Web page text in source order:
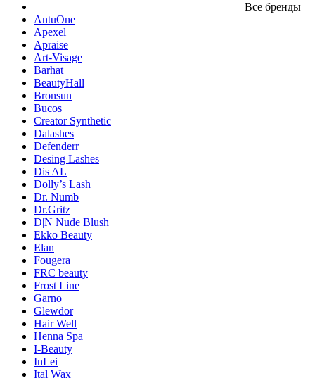
Все бренды
AntuOne
Apexel
Apraise
Art-Visage
Barhat
BeautyHall
Bronsun
Bucos
Creator Synthetic
Dalashes
Defenderr
Desing Lashes
Dis AL
Dolly’s Lash
Dr. Numb
Dr.Gritz
D|N Nude Blush
Ekko Beauty
Elan
Fougera
FRC beauty
Frost Line
Garno
Glewdor
Hair Well
Henna Spa
I-Beauty
InLei
Ital Wax